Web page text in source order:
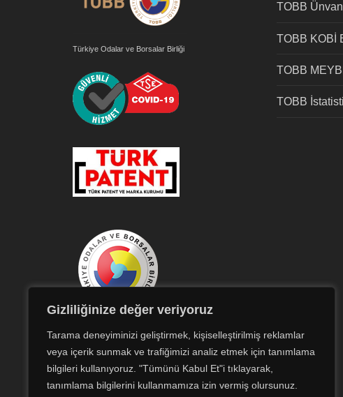
Gizliliğinize değer veriyoruz
Tarama deneyiminizi geliştirmek, kişiselleştirilmiş reklamlar
veya içerik sunmak ve trafiğimizi analiz etmek için tanımlama
bilgileri kullanıyoruz. "Tümünü Kabul Et"i tıklayarak,
tanımlama bilgilerini kullanmamıza izin vermiş olursunuz.
Türkiye Odalar ve Borsalar Birliği
Chambers and
Commodity
Exchanges of Turkey
TOBB
TOBB KOBİ
TOBB
TOBB